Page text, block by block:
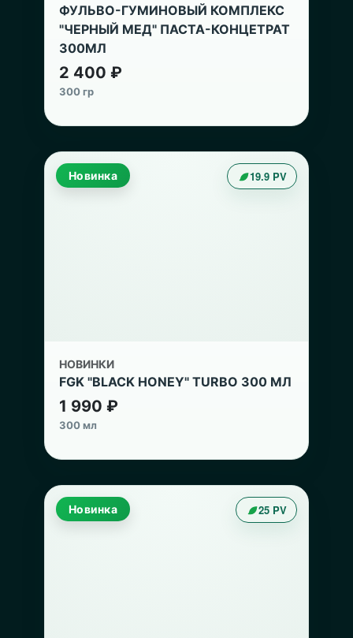
ФУЛЬВО-ГУМИНОВЫЙ КОМПЛЕКС
"ЧЕРНЫЙ МЕД" ПАСТА-КОНЦЕТРАТ
300МЛ
2 400 ₽
300 гр
Новинка 19.9 PV
НОВИНКИ
FGK "BLACK HONEY" TURBO 300 МЛ
1 990 ₽
300 мл
Новинка 25 PV